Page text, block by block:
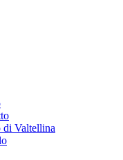
di Valtellina